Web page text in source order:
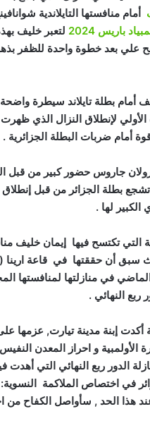
أمام منافستها التايلاندية
باريس 2024
لتعبر خليف
علي بعد خطوة واحدة للظفر
أمام بطلة تايلاند سيطرة
لإنطلاق النزال الذي
قوة أمام ضربات البطلة الجزائرية .
جاروس حضور كبير من قبل
بطلة الجزائر من قبل إنطلاق
الكبير لها .
التي تكتسح فيها إيمان خليف
, حيث سبق أن حققتها في قاعة
في منازلتها لمنافستها
النهائي .
إبنة مدينة تيارت, عزمها
الأولمبية و احراز المعدن
الدور ربع النهائي التي أهدت
في اختصاص الملاكمة
هذا الحد , سأواصل الكفاح من